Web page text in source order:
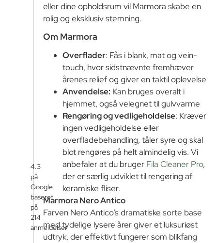
4.3
på
Google
baseret
på
214
anmeldelser
eller dine opholdsrum vil Marmora skabe en
rolig og eksklusiv stemning.
Om Marmora
Overflader: Fås i blank, mat og vein-
touch, hvor sidstnævnte fremhæver
årenes relief og giver en taktil oplevelse
Anvendelse: Kan bruges overalt i
hjemmet, også velegnet til gulvvarme
Rengøring og vedligeholdelse: Kræver
ingen vedligeholdelse eller
overfladebehandling, tåler syre og skal
blot rengøres på helt almindelig vis. Vi
anbefaler at du bruger Fila Cleaner Pro,
der er særlig udviklet til rengøring af
keramiske fliser.
Marmora Nero Antico
Farven Nero Antico’s dramatiske sorte base
med tydelige lysere årer giver et luksuriøst
udtryk, der effektivt fungerer som blikfang